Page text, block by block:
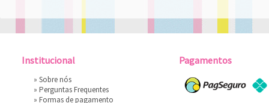
Institucional
» Sobre nós
» Perguntas Frequentes
» Formas de pagamento
Pagamentos